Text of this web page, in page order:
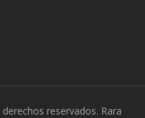
reservados. Rara